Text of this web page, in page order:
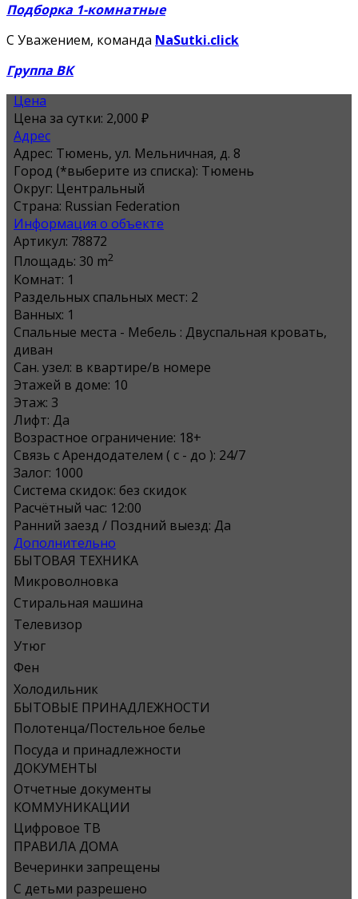
Подборка 1-комнатные
С Уважением, команда NaSutki.click
Группа ВК
Цена
Цена за сутки: 2,000 ₽
Адрес
Адрес: Тюмень, ул. Мельничная, д. 8
Город (*выберите из списка): Тюмень
Округ: Центральный
Страна: Russian Federation
Информация о объекте
Артикул: 78872
Площадь: 30 m2
Комнат: 1
Раздельных спальных мест: 2
Ванных: 1
Спальные места - Мебель : Двуспальная кровать,
диван
Сан. узел: в квартире/в номере
Этажей в доме: 10
Этаж: 3
Лифт: Да
Возрастное ограничение: 18+
Связь с Арендодателем ( с - до ): 24/7
Залог: 1000
Система скидок: без скидок
Расчётный час: 12:00
Ранний заезд / Поздний выезд: Да
Дополнительно
БЫТОВАЯ ТЕХНИКА
Микроволновка
Стиральная машина
Телевизор
Утюг
Фен
Холодильник
БЫТОВЫЕ ПРИНАДЛЕЖНОСТИ
Полотенца/Постельное белье
Посуда и принадлежности
ДОКУМЕНТЫ
Отчетные документы
КОММУНИКАЦИИ
Цифровое ТВ
ПРАВИЛА ДОМА
Вечеринки запрещены
С детьми разрешено